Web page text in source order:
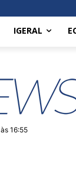
IGERAL
16:55